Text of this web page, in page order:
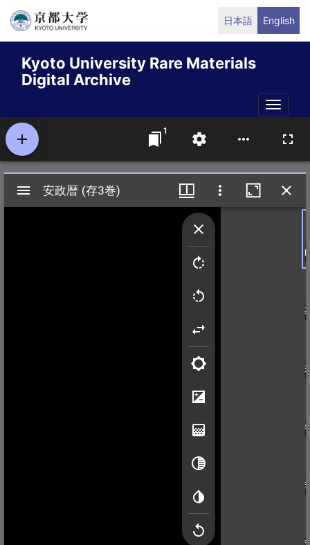
Skip
content
日本語 English
Kyoto University Rare Materials
Digital Archive
Toggle